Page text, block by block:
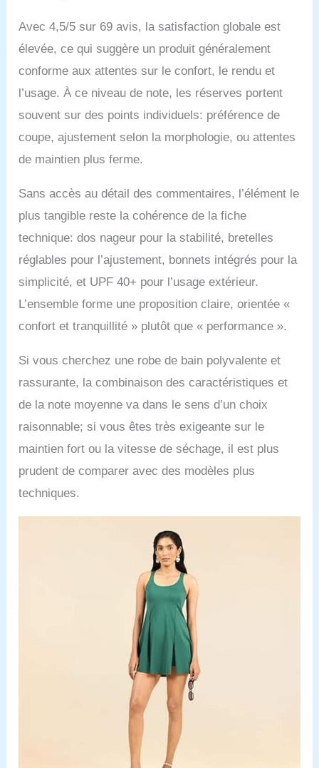
Avec 4,5/5 sur 69 avis, la satisfaction globale est
élevée, ce qui suggère un produit généralement
conforme aux attentes sur le confort, le rendu et
l’usage. À ce niveau de note, les réserves portent
souvent sur des points individuels: préférence de
coupe, ajustement selon la morphologie, ou attentes
de maintien plus ferme.
Sans accès au détail des commentaires, l’élément le
plus tangible reste la cohérence de la fiche
technique: dos nageur pour la stabilité, bretelles
réglables pour l’ajustement, bonnets intégrés pour la
simplicité, et UPF 40+ pour l’usage extérieur.
L’ensemble forme une proposition claire, orientée «
confort et tranquillité » plutôt que « performance ».
Si vous cherchez une robe de bain polyvalente et
rassurante, la combinaison des caractéristiques et
de la note moyenne va dans le sens d’un choix
raisonnable; si vous êtes très exigeante sur le
maintien fort ou la vitesse de séchage, il est plus
prudent de comparer avec des modèles plus
techniques.